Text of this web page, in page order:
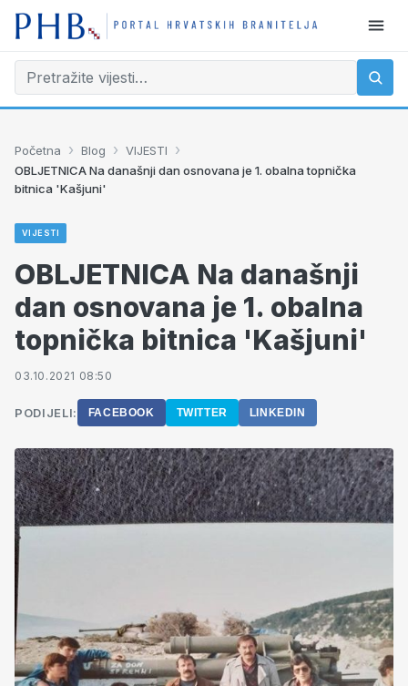
Početna › Blog › VIJESTI ›
OBLJETNICA Na današnji dan osnovana je 1. obalna topnička
bitnica 'Kašjuni'
VIJESTI
OBLJETNICA Na današnji
dan osnovana je 1. obalna
topnička bitnica 'Kašjuni'
03.10.2021 08:50
PODIJELI: FACEBOOK TWITTER LINKEDIN